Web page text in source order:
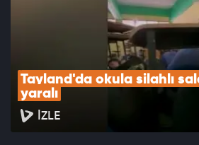
Tayland'da okula silahlı
yaralı
İZLE